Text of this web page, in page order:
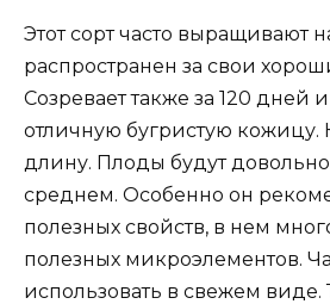
Этот сорт часто выращивают
распространен за свои
Созревает также за 120 дней
отличную бугристую кожицу.
длину. Плоды будут
среднем. Особенно он
полезных свойств, в нем
полезных микроэлементов.
использовать в свежем виде.